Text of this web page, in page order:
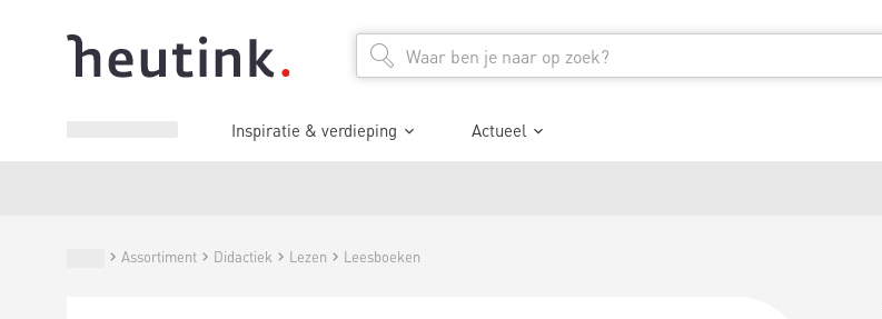
Inspiratie & verdieping Actueel
Assortiment Didactiek Lezen Leesboeken